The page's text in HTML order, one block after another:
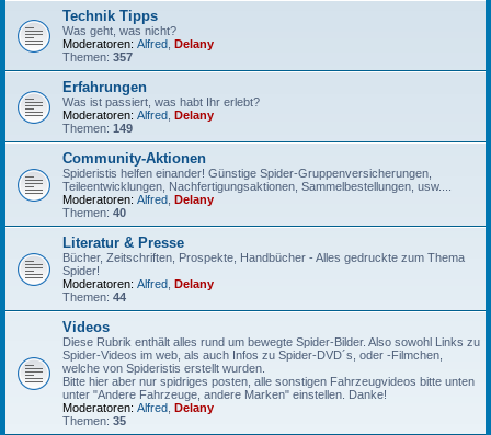
Technik Tipps
Was geht, was nicht?
Moderatoren: Alfred Delany
Themen: 357
Erfahrungen
Was ist passiert, was habt Ihr erlebt?
Moderatoren: Alfred Delany
Themen: 149
Community-Aktionen
Spideristis helfen einander! Günstige Spider-Gruppenversicherungen,
Teileentwicklungen, Nachfertigungsaktionen, Sammelbestellungen, usw....
Moderatoren: Alfred Delany
Themen: 40
Literatur & Presse
Bücher, Zeitschriften, Prospekte, Handbücher - Alles gedruckte zum Thema
Spider!
Moderatoren: Alfred Delany
Themen: 44
Videos
Diese Rubrik enthält alles rund um bewegte Spider-Bilder. Also sowohl Links zu
Spider-Videos im web, als auch Infos zu Spider-DVD´s, oder -Filmchen,
welche von Spideristis erstellt wurden.
Bitte hier aber nur spidriges posten, alle sonstigen Fahrzeugvideos bitte unten
unter "Andere Fahrzeuge, andere Marken" einstellen. Danke!
Moderatoren: Alfred Delany
Themen: 35